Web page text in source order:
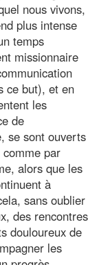
nous vivons,
plus intense
temps
missionnaire
ce but), et en
les
de
se sont ouverts
par
alors que les
à
sans oublier
des rencontres
douloureux de
les